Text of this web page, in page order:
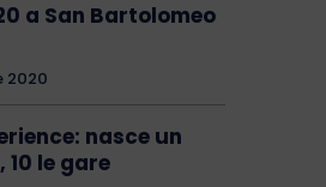
a San Bartolomeo
2020
nasce un
le gare